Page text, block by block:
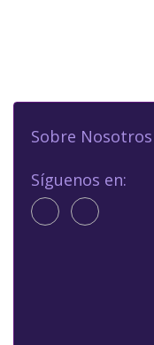
Sobre Nosotros
Síguenos en: